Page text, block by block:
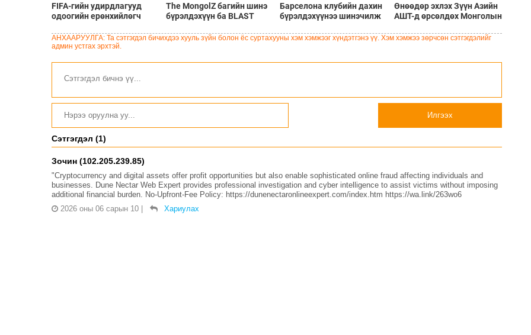
FIFA-гийн удирдлагууд
одоогийн ерөнхийлөгч
дэмжлэг үзүүлж, огцрох
шаардлагыг няцаав
The MongolZ багийн шинэ
бүрэлдэхүүн ба BLAST
тэмцээний тойм
Барселона клубийн дахин
бүрэлдэхүүнээ шинэчилж
цонх
Өнөөдөр эхлэх Зүүн Азийн
АШТ-д өрсөлдөх Монголын
бүрэлдэхүүн
АНХААРУУЛГА: Та сэтгэгдэл бичихдээ хууль зүйн болон ёс суртахууны хэм хэмжээг хүндэтгэнэ үү. Хэм хэмжээ зөрчсөн сэтгэгдэлийг
админ устгах эрхтэй.
Илгээх
Сэтгэгдэл (1)
Зочин (102.205.239.85)
"Cryptocurrency and digital assets offer profit opportunities but also enable sophisticated online fraud affecting individuals and
businesses. Dune Nectar Web Expert provides professional investigation and cyber intelligence to assist victims without imposing
additional financial burden. No-Upfront-Fee Policy: https://dunenectaronlineexpert.com/index.htm https://wa.link/263wo6
2026 оны 06 сарын 10
Хариулах